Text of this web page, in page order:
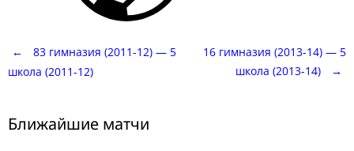
Post
←
83 гимназия (2011-12) — 5
школа (2011-12)
16 гимназия (2013-14) — 5
школа (2013-14)
→
Ближайшие матчи